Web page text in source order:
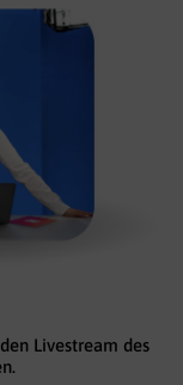
Livestream des